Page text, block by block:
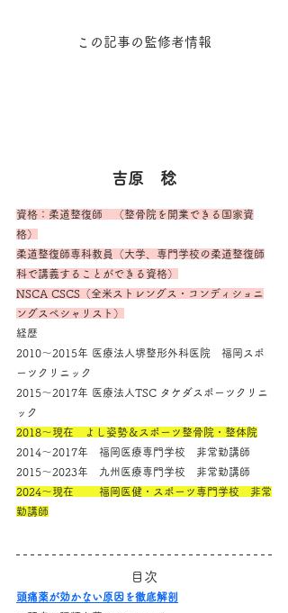
この記事の監修者情報
吉原　稔
資格：柔道整復師　（整骨院を開業できる国家資
格）
柔道整復師専科教員（大学、専門学校の柔道整復師
科で講義することができる資格）
NSCA CSCS（全米ストレングス・コンディショニ
ングスペシャリスト）
経歴
2010～2015年 医療法人堺整形外科医院　福岡スポ
ーツクリニック
2015～2017年 医療法人TSC タケダスポーツクリニ
ック
2018～現在　よし姿勢＆スポーツ整骨院・整体院
2014～2017年　福岡医療専門学校　非常勤講師
2015～2023年　九州医療専門学校　非常勤講師
2024～現在　　 福岡医健・スポーツ専門学校　非常
勤講師
目次
頭痛薬が効かない原因を徹底解剖